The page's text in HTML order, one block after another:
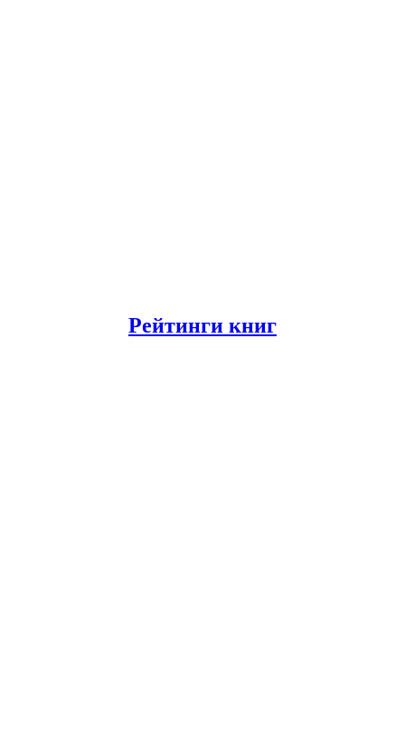
Рейтинги книг